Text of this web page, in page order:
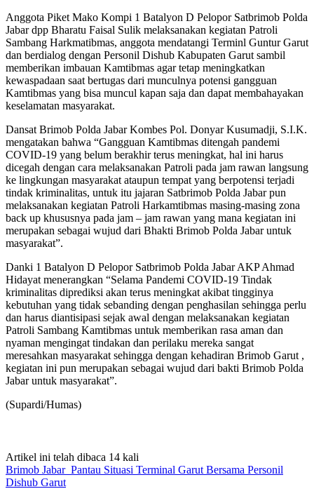
Anggota Piket Mako Kompi 1 Batalyon D Pelopor Satbrimob Polda
Jabar dpp Bharatu Faisal Sulik melaksanakan kegiatan Patroli
Sambang Harkmatibmas, anggota mendatangi Terminl Guntur Garut
dan berdialog dengan Personil Dishub Kabupaten Garut sambil
memberikan imbauan Kamtibmas agar tetap meningkatkan
kewaspadaan saat bertugas dari munculnya potensi gangguan
Kamtibmas yang bisa muncul kapan saja dan dapat membahayakan
keselamatan masyarakat.
Dansat Brimob Polda Jabar Kombes Pol. Donyar Kusumadji, S.I.K.
mengatakan bahwa “Gangguan Kamtibmas ditengah pandemi
COVID-19 yang belum berakhir terus meningkat, hal ini harus
dicegah dengan cara melaksanakan Patroli pada jam rawan langsung
ke lingkungan masyarakat ataupun tempat yang berpotensi terjadi
tindak kriminalitas, untuk itu jajaran Satbrimob Polda Jabar pun
melaksanakan kegiatan Patroli Harkamtibmas masing-masing zona
back up khususnya pada jam – jam rawan yang mana kegiatan ini
merupakan sebagai wujud dari Bhakti Brimob Polda Jabar untuk
masyarakat”.
Danki 1 Batalyon D Pelopor Satbrimob Polda Jabar AKP Ahmad
Hidayat menerangkan “Selama Pandemi COVID-19 Tindak
kriminalitas diprediksi akan terus meningkat akibat tingginya
kebutuhan yang tidak sebanding dengan penghasilan sehingga perlu
dan harus diantisipasi sejak awal dengan melaksanakan kegiatan
Patroli Sambang Kamtibmas untuk memberikan rasa aman dan
nyaman mengingat tindakan dan perilaku mereka sangat
meresahkan masyarakat sehingga dengan kehadiran Brimob Garut ,
kegiatan ini pun merupakan sebagai wujud dari bakti Brimob Polda
Jabar untuk masyarakat”.
(Supardi/Humas)
Artikel ini telah dibaca 14 kali
Brimob Jabar Pantau Situasi Terminal Garut Bersama Personil
Dishub Garut